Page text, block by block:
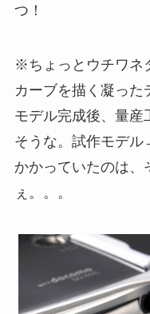
つ！
※ちょっとウチワネ
カーブを描く凝っ
モデル完成後、量産
そうな。試作モデ
かかっていたのは、
ぇ。。。